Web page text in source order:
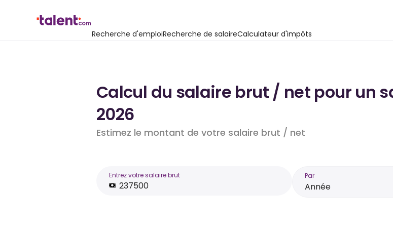
Recherche d'emploiRecherche de salaireCalculateur d'impôts
Calcul du salaire brut / net pour un
2026
Estimez le montant de votre salaire brut / net
Entrez votre salaire brut Par
Année